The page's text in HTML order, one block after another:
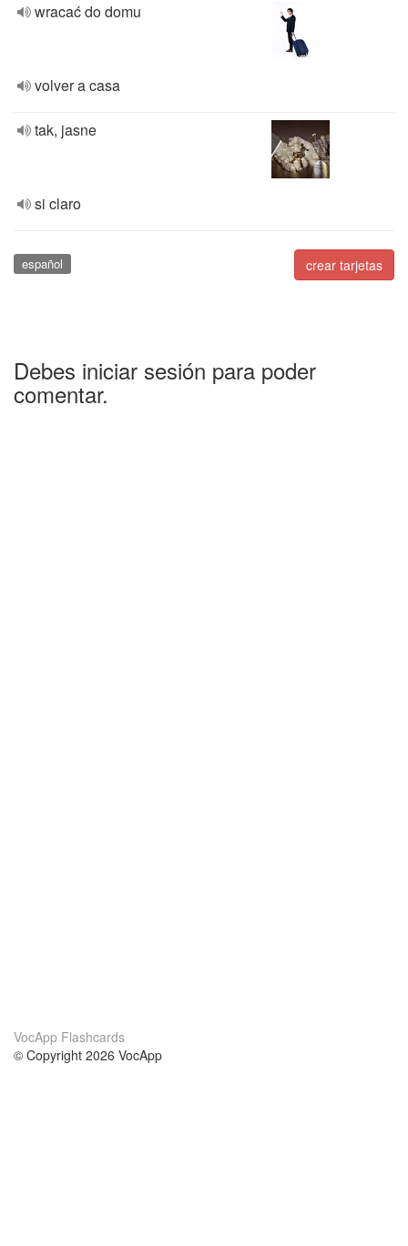
wracać do domu
volver a casa
tak, jasne
si claro
crear tarjetas
español
Debes iniciar sesión para poder
comentar.
VocApp Flashcards
© Copyright 2026 VocApp